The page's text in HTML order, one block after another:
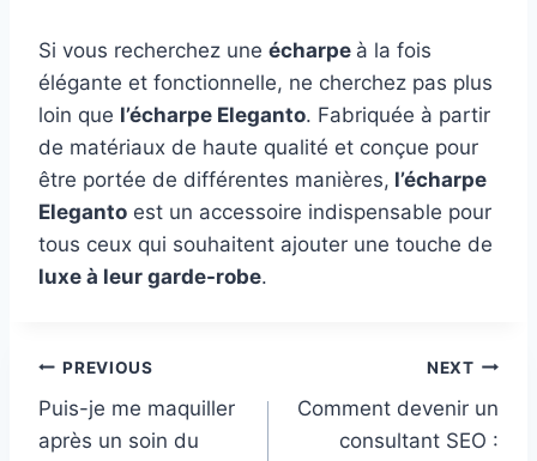
Si vous recherchez une écharpe à la fois
élégante et fonctionnelle, ne cherchez pas plus
loin que l’écharpe Eleganto. Fabriquée à partir
de matériaux de haute qualité et conçue pour
être portée de différentes manières, l’écharpe
Eleganto est un accessoire indispensable pour
tous ceux qui souhaitent ajouter une touche de
luxe à leur garde-robe.
Post
navigation
PREVIOUS
Puis-je me maquiller
après un soin du
NEXT
Comment devenir un
consultant SEO :